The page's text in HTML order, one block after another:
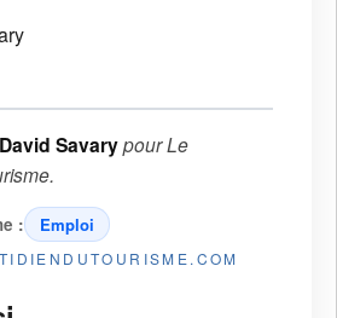
David SavarypourLe
.
: Emploi